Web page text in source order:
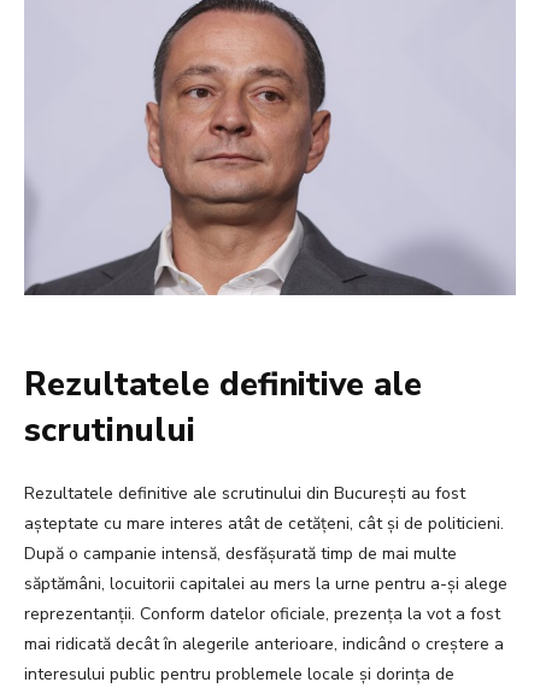
Rezultatele definitive ale
scrutinului
Rezultatele definitive ale scrutinului din București au fost
așteptate cu mare interes atât de cetățeni, cât și de politicieni.
După o campanie intensă, desfășurată timp de mai multe
săptămâni, locuitorii capitalei au mers la urne pentru a-și alege
reprezentanții. Conform datelor oficiale, prezența la vot a fost
mai ridicată decât în alegerile anterioare, indicând o creștere a
interesului public pentru problemele locale și dorința de